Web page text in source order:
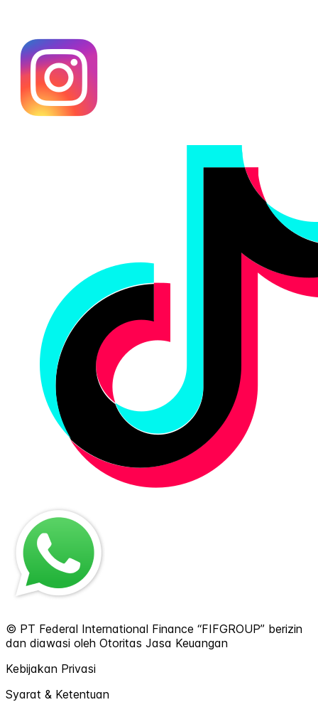
© PT Federal International Finance “FIFGROUP” berizin
dan diawasi oleh Otoritas Jasa Keuangan
Kebijakan Privasi
Syarat & Ketentuan